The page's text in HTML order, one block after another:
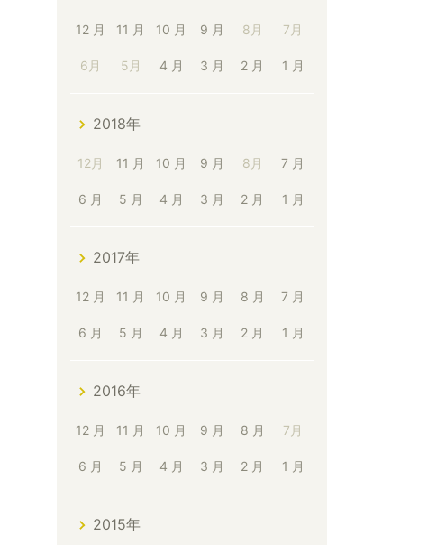
12 月 11 月 10 月 9 月 8月 7月
6月 5月 4 月 3 月 2 月 1 月
2018年
12月 11 月 10 月 9 月 8月 7 月
6 月 5 月 4 月 3 月 2 月 1 月
2017年
12 月 11 月 10 月 9 月 8 月 7 月
6 月 5 月 4 月 3 月 2 月 1 月
2016年
12 月 11 月 10 月 9 月 8 月 7月
6 月 5 月 4 月 3 月 2 月 1 月
2015年